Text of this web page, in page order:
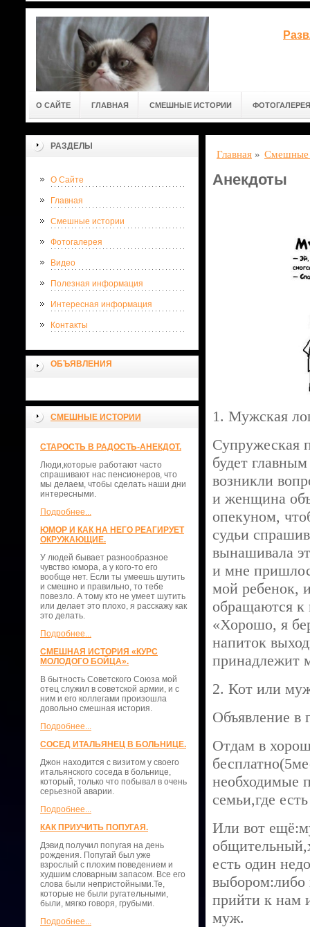
О САЙТЕ ГЛАВНАЯ СМЕШНЫЕ ИСТОРИИ ФОТОГАЛЕРЕЯ
РАЗДЕЛЫ
О Сайте
Главная
Смешные истории
Фотогалерея
Видео
Полезная информация
Интересная информация
Контакты
ОБЪЯВЛЕНИЯ
СМЕШНЫЕ ИСТОРИИ
СТАРОСТЬ В РАДОСТЬ-АНЕКДОТ.
Люди,которые работают часто
спрашивают нас пенсионеров, что
мы делаем, чтобы сделать наши дни
интересными.
Подробнее...
ЮМОР И КАК НА НЕГО РЕАГИРУЕТ
ОКРУЖАЮЩИЕ.
У людей бывает разнообразное
чувство юмора, а у кого-то его
вообще нет. Если ты умеешь шутить
и смешно и правильно, то тебе
повезло. А тому кто не умеет шутить
или делает это плохо, я расскажу как
это делать.
Подробнее...
СМЕШНАЯ ИСТОРИЯ «КУРС
МОЛОДОГО БОЙЦА».
В бытность Советского Союза мой
отец служил в советской армии, и с
ним и его коллегами произошла
довольно смешная история.
Подробнее...
СОСЕД ИТАЛЬЯНЕЦ В БОЛЬНИЦЕ.
Джон находится с визитом у своего
итальянского соседа в больнице,
который, только что побывал в очень
серьезной аварии.
Подробнее...
КАК ПРИУЧИТЬ ПОПУГАЯ.
Дэвид получил попугая на день
рождения. Попугай был уже
взрослый с плохим поведением и
худшим словарным запасом. Все его
слова были непристойными.Те,
которые не были ругательными,
были, мягко говоря, грубыми.
Подробнее...
Главная » Смешные
Анекдоты
1. Мужская
Супружеская
будет
возникли
и женщина
опекуном,
судьи
вынашивала
и мне
мой ребенок,
обращаются
«Хорошо, я
напиток
принадлежит
2. Кот или
Объявление в
Отдам в
необходимые
семьи,где
Или вот
есть один
выбором:либо
прийти к нам
муж.